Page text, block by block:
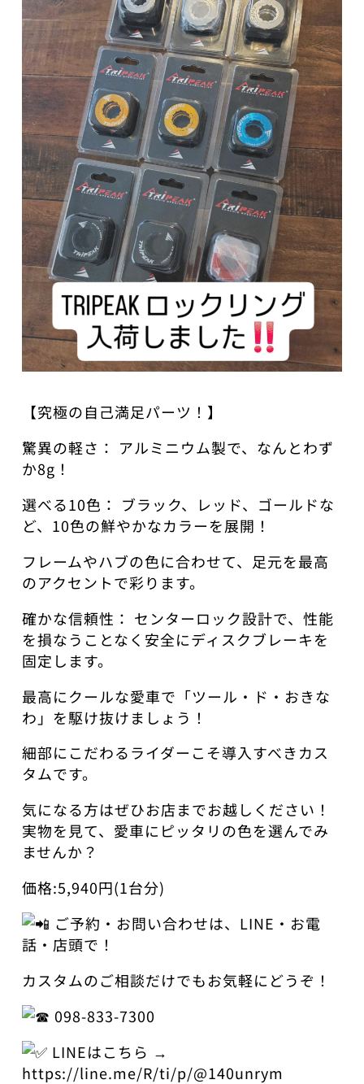
​【究極の自己満足パーツ！】
​驚異の軽さ： アルミニウム製で、なんとわず
か8g！
​選べる10色： ブラック、レッド、ゴールドな
ど、10色の鮮やかなカラーを展開！
​フレームやハブの色に合わせて、足元を最高
のアクセントで彩ります。
​確かな信頼性： センターロック設計で、性能
を損なうことなく安全にディスクブレーキを
固定します。
​最高にクールな愛車で「ツール・ド・おきな
わ」を駆け抜けましょう！
​細部にこだわるライダーこそ導入すべきカス
タムです。
​気になる方はぜひお店までお越しください！
実物を見て、愛車にピッタリの色を選んでみ
ませんか？
価格:5,940円(1台分)
ご予約・お問い合わせは、LINE・お電
話・店頭で！
カスタムのご相談だけでもお気軽にどうぞ！
098-833-7300
LINEはこちら →
https://line.me/R/ti/p/@140unrym